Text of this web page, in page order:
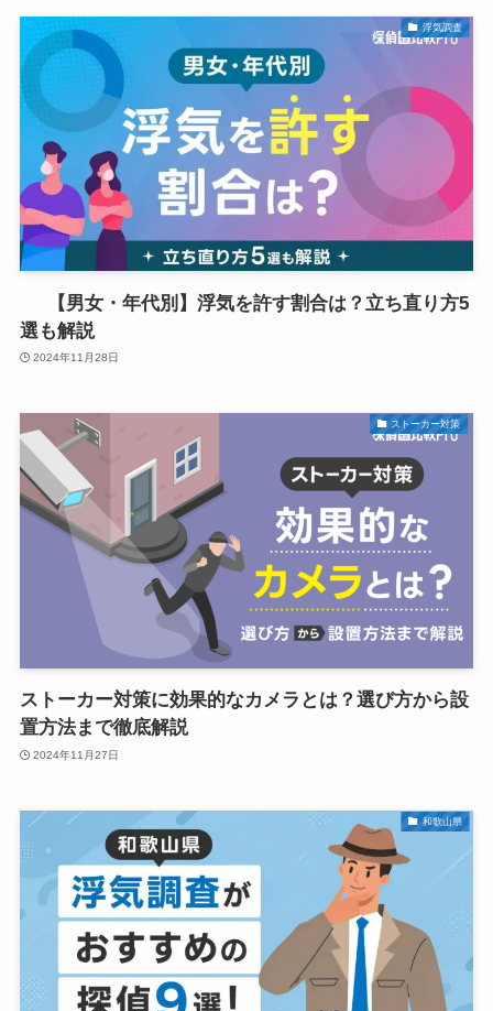
浮気調査
【男女・年代別】浮気を許す割合は？立ち直り方5
選も解説
2024年11月28日
ストーカー対策
ストーカー対策に効果的なカメラとは？選び方から設
置方法まで徹底解説
2024年11月27日
和歌山県